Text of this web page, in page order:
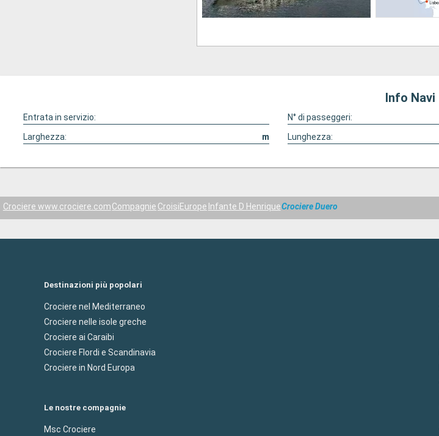
Info Navi
Entrata in servizio: N° di passeggeri:
Larghezza:
m Lunghezza:
Crociere www.crociere.comCompagnie CroisiEurope Infante D HenriqueCrociere Duero
Destinazioni più popolari
Crociere nel Mediterraneo
Crociere nelle isole greche
Crociere ai Caraibi
Crociere Flordi e Scandinavia
Crociere in Nord Europa
Le nostre compagnie
Msc Crociere